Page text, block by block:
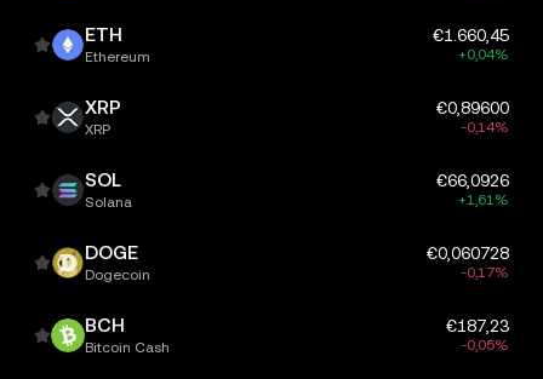
ETH
Ethereum
€1.660,45
+0,04%
XRP
XRP
€0,89600
-0,14%
SOL
Solana
€66,0926
+1,61%
DOGE
Dogecoin
€0,060728
-0,17%
BCH
Bitcoin Cash
€187,23
-0,05%